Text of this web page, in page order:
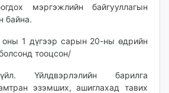
мэргэжлийн байгууллагын
байна.
оны 1 дүгээр сарын 20-ны өдрийн
тооцсон/
Үйлдвэрлэлийн барилга
эзэмших, ашиглахад тавих